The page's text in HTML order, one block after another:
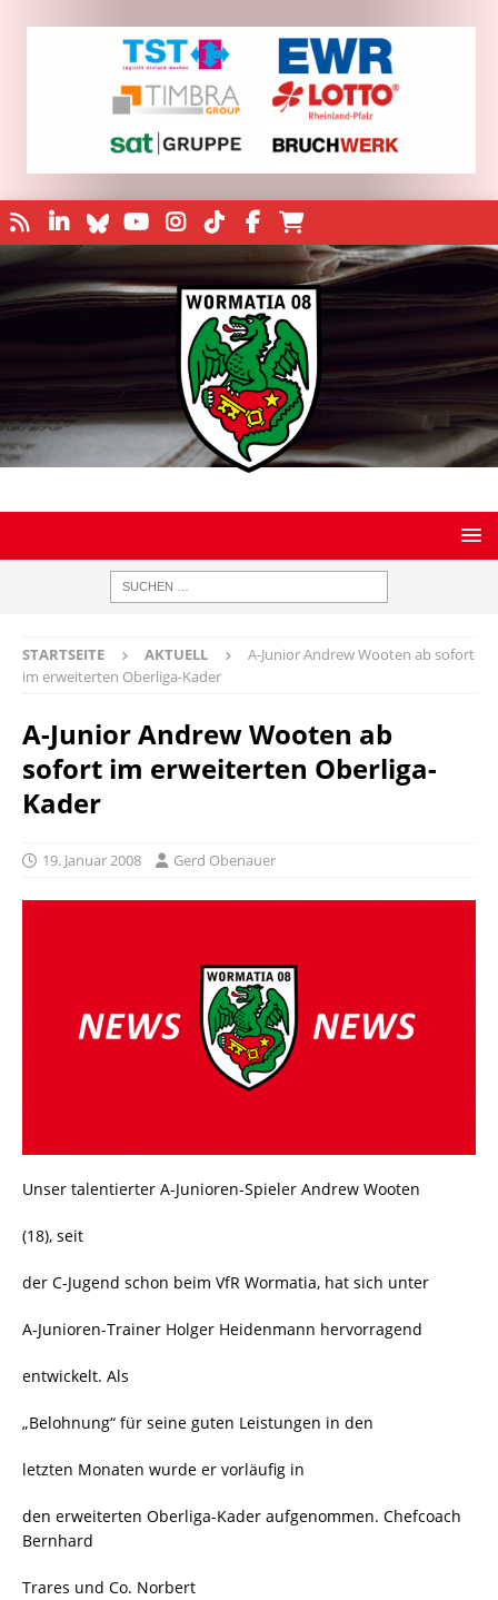
STARTSEITE AKTUELL
A-Junior Andrew Wooten ab sofort
im erweiterten Oberliga-Kader
A-Junior Andrew Wooten ab
sofort im erweiterten Oberliga-
Kader
19. Januar 2008 Gerd Obenauer
Unser talentierter A-Junioren-Spieler Andrew Wooten
(18), seit
der C-Jugend schon beim VfR Wormatia, hat sich unter
A-Junioren-Trainer Holger Heidenmann hervorragend
entwickelt. Als
„Belohnung“ für seine guten Leistungen in den
letzten Monaten wurde er vorläufig in
den erweiterten Oberliga-Kader aufgenommen. Chefcoach
Bernhard
Trares und Co. Norbert